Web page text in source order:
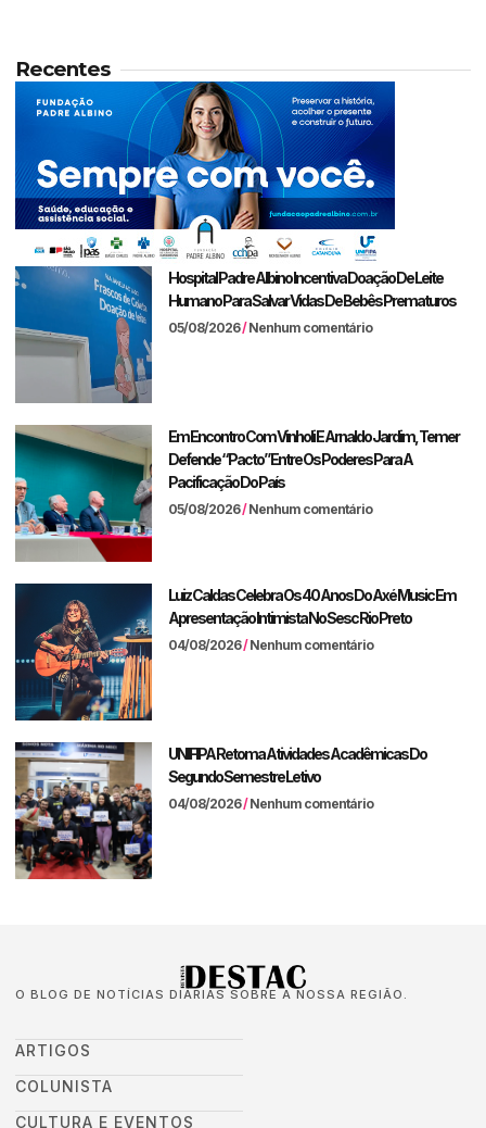
Recentes
Hospital Padre Albino Incentiva Doação De Leite
Humano Para Salvar Vidas De Bebês Prematuros
05/08/2026 Nenhum comentário
Em Encontro Com Vinholi E Arnaldo Jardim, Temer
Defende “pacto” Entre Os Poderes Para A
Pacificação Do País
05/08/2026 Nenhum comentário
Luiz Caldas Celebra Os 40 Anos Do Axé Music Em
Apresentação Intimista No Sesc Rio Preto
04/08/2026 Nenhum comentário
UNIFIPA Retoma Atividades Acadêmicas Do
Segundo Semestre Letivo
04/08/2026 Nenhum comentário
O BLOG DE NOTÍCIAS DIÁRIAS SOBRE A NOSSA REGIÃO.
ARTIGOS
COLUNISTA
CULTURA E EVENTOS